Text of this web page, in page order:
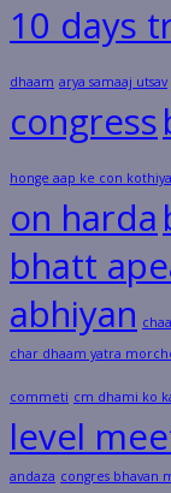
10 days
dhaam arya samaaj utsav
congress
honge aap ke con
on harda
bhatt
abhiyan
char dhaam yatra
commeti cm dhami ko
level
andaza congres bhavan